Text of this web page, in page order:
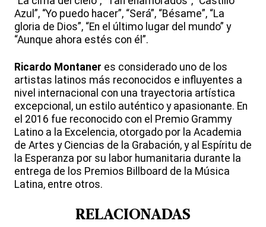
Azul”, “Yo puedo hacer”, “Será”, “Bésame”, “La
gloria de Dios”, “En el último lugar del mundo” y
“Aunque ahora estés con él”.
Ricardo Montaner es considerado uno de los
artistas latinos más reconocidos e influyentes a
nivel internacional con una trayectoria artística
excepcional, un estilo auténtico y apasionante. En
el 2016 fue reconocido con el Premio Grammy
Latino a la Excelencia, otorgado por la Academia
de Artes y Ciencias de la Grabación, y al Espíritu de
la Esperanza por su labor humanitaria durante la
entrega de los Premios Billboard de la Música
Latina, entre otros.
RELACIONADAS